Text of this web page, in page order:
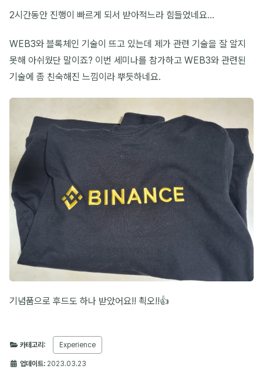
2시간동안 진행이 빠르게 되서 받아적느라 힘들었네요…
WEB3와 블록체인 기술이 뜨고 있는데 제가 관련 기술을 잘 알지
못해 아쉬웠단 말이죠? 이번 세미나를 참가하고 WEB3와 관련된
기술에 좀 친숙해진 느낌이라 뿌듯하네요.
기념품으로 후드도 하나 받았어요!! 쵝오!!👍
카테고리: Experience
업데이트: 2023.03.23